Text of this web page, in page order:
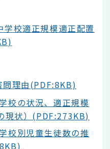
校適正規模適正配置
理由(PDF:8KB)
校の状況、適正規模
現状）(PDF:273KB)
校別児童生徒数の推